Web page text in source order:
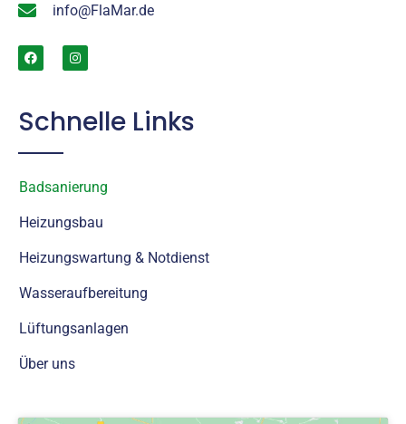
info@FlaMar.de
Schnelle Links
Badsanierung
Heizungsbau
Heizungswartung & Notdienst
Wasseraufbereitung
Lüftungsanlagen
Über uns